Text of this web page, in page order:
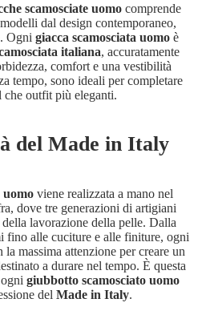
scamosciate uomo comprende
dal design contemporaneo,
Ogni giacca scamosciata uomoè
italiana, accuratamente
comfort e una vestibilità
tempo, sono ideali per completare
che outfit più eleganti.
del Made in Italy
uomo viene realizzata a mano nel
dove tre generazioni di artigiani
lavorazione della pelle. Dalla
fino alle cuciture e alle finiture, ogni
massima attenzione per creare un
a durare nel tempo. È questa
giubbotto scamosciato uomo
del Made in Italy.